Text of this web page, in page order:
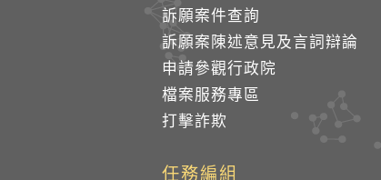
訴願案件查詢
訴願案陳述意見及言詞辯論
申請參觀行政院
檔案服務專區
打擊詐欺
任務編組